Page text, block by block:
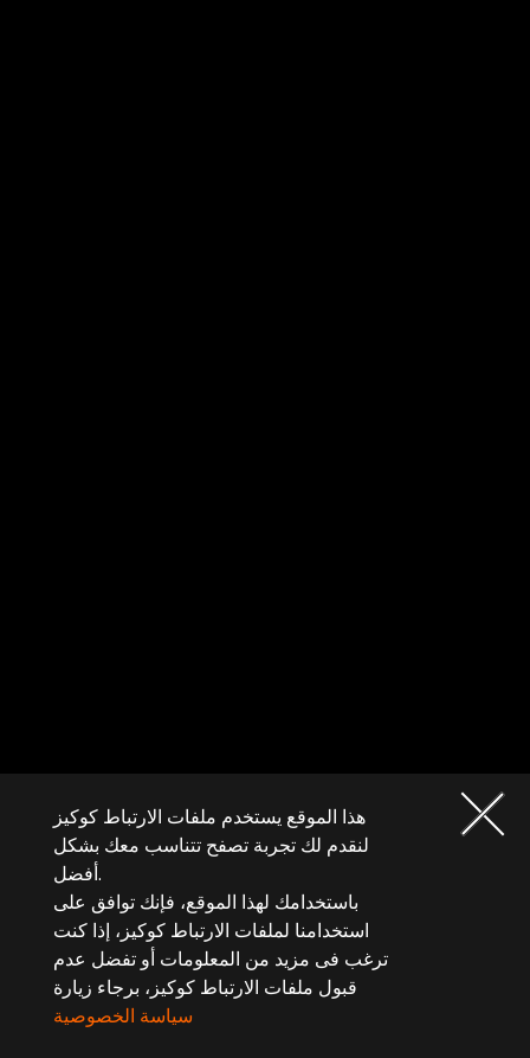
هذا الموقع يستخدم ملفات الارتباط كوكيز
لنقدم لك تجربة تصفح تتناسب معك بشكل
أفضل.
باستخدامك لهذا الموقع، فإنك توافق على
استخدامنا لملفات الارتباط كوكيز، إذا كنت
ترغب فى مزيد من المعلومات أو تفضل عدم
قبول ملفات الارتباط كوكيز، برجاء زيارة
سياسة الخصوصية